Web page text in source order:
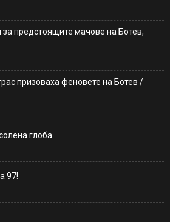
предстоящите мачове на Ботев,
призоваха феновете на Ботев /
глоба
97!